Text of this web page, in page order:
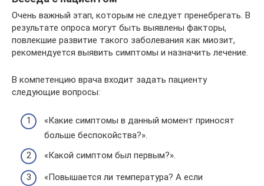
Очень важный этап, которым не следует пренебрегать. В
результате опроса могут быть выявлены факторы,
повлекшие развитие такого заболевания как миозит,
рекомендуется выявить симптомы и назначить лечение.
В компетенцию врача входит задать пациенту
следующие вопросы:
«Какие симптомы в данный момент приносят
больше беспокойства?».
«Какой симптом был первым?».
«Повышается ли температура? А если